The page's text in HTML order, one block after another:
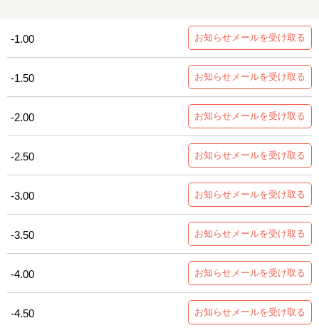
-1.00 お知らせメールを受け取る
-1.50 お知らせメールを受け取る
-2.00 お知らせメールを受け取る
-2.50 お知らせメールを受け取る
-3.00 お知らせメールを受け取る
-3.50 お知らせメールを受け取る
-4.00 お知らせメールを受け取る
-4.50 お知らせメールを受け取る